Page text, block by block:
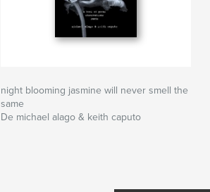
night blooming jasmine will never smell the
same
De michael alago & keith caputo